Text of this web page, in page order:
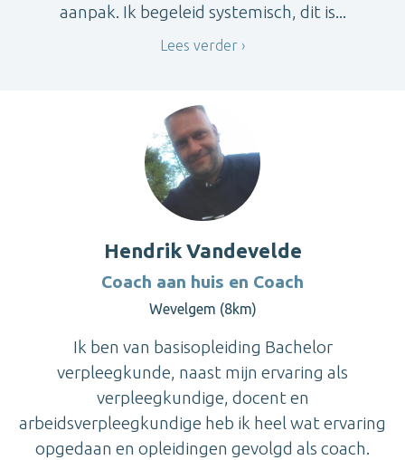
aanpak. Ik begeleid systemisch, dit is...
Lees verder
Hendrik Vandevelde
Coach aan huis en Coach
Wevelgem (8km)
Ik ben van basisopleiding Bachelor
verpleegkunde, naast mijn ervaring als
verpleegkundige, docent en
arbeidsverpleegkundige heb ik heel wat ervaring
opgedaan en opleidingen gevolgd als coach.